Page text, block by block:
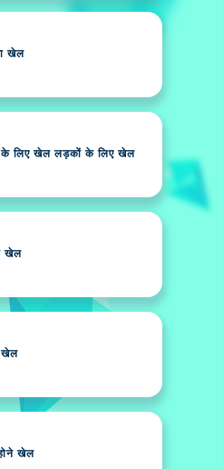
खेल
लिए खेल लड़कों के लिए खेल
खेल
खेल
खेल